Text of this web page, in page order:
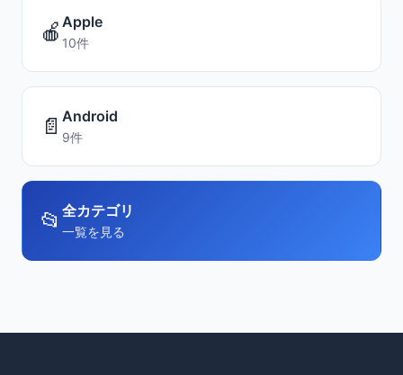
🍎 Apple
10件
📄 Android
9件
📂 全カテゴリ
一覧を見る